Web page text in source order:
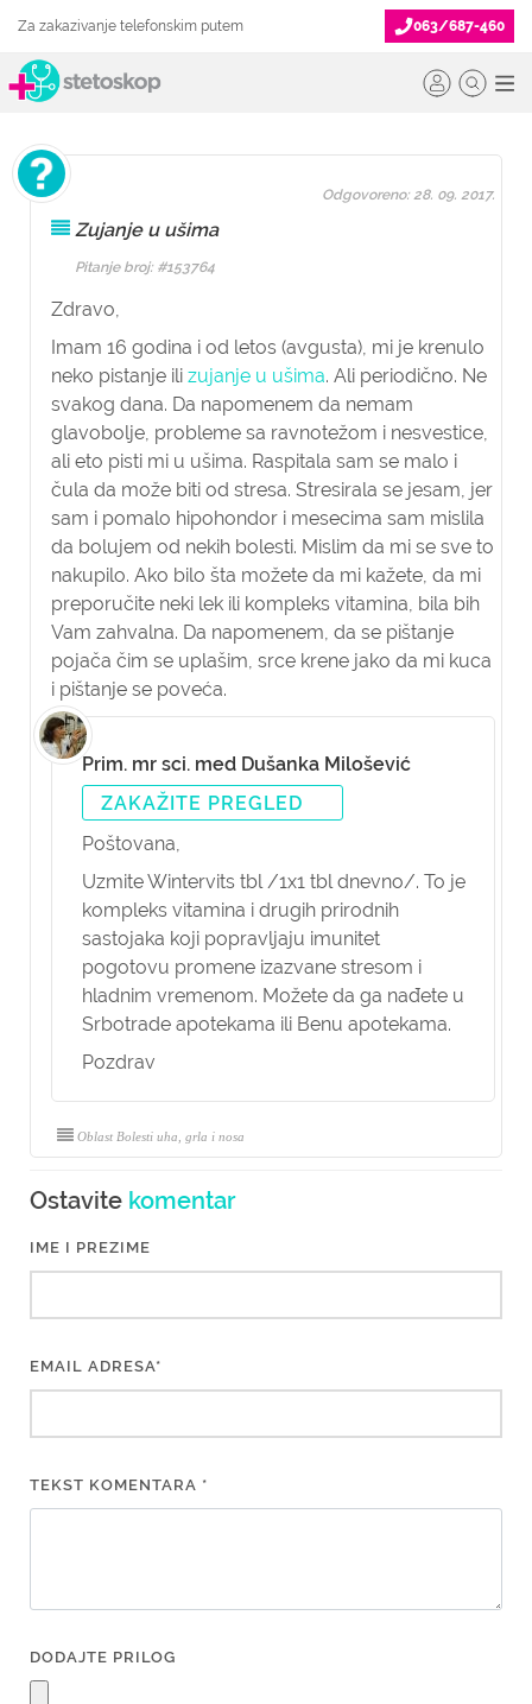
Za zakazivanje telefonskim putem 063/687-460
Zujanje u ušima
Pitanje broj: #153764
Zdravo,
Imam 16 godina i od letos (avgusta), mi je krenulo
neko pistanje ili zujanje u ušima. Ali periodično. Ne
svakog dana. Da napomenem da nemam
glavobolje, probleme sa ravnotežom i nesvestice,
ali eto pisti mi u ušima. Raspitala sam se malo i
čula da može biti od stresa. Stresirala se jesam, jer
sam i pomalo hipohondor i mesecima sam mislila
da bolujem od nekih bolesti. Mislim da mi se sve to
nakupilo. Ako bilo šta možete da mi kažete, da mi
preporučite neki lek ili kompleks vitamina, bila bih
Vam zahvalna. Da napomenem, da se pištanje
pojača čim se uplašim, srce krene jako da mi kuca
i pištanje se poveća.
Odgovoreno: 28. 09. 2017.
Prim. mr sci. med Dušanka Milošević
ZAKAŽITE PREGLED
Poštovana,
Uzmite Wintervits tbl /1x1 tbl dnevno/. To je
kompleks vitamina i drugih prirodnih
sastojaka koji popravljaju imunitet
pogotovu promene izazvane stresom i
hladnim vremenom. Možete da ga nađete u
Srbotrade apotekama ili Benu apotekama.
Pozdrav
Oblast Bolesti uha, grla i nosa
Ostavite komentar
IME I PREZIME
EMAIL ADRESA*
TEKST KOMENTARA *
DODAJTE PRILOG